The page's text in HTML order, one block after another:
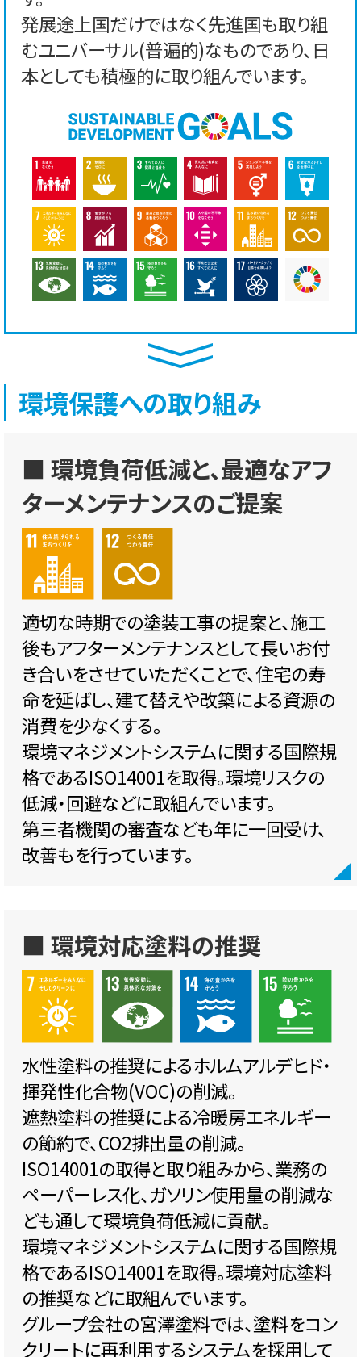
発展途上国だけではなく先進国も取り組
むユニバーサル(普遍的)なものであり、日
本としても積極的に取り組んでいます。
環境保護への取り組み
■ 環境負荷低減と、最適なアフ
ターメンテナンスのご提案
適切な時期での塗装工事の提案と、施工
後もアフターメンテナンスとして長いお付
き合いをさせていただくことで、住宅の寿
命を延ばし、建て替えや改築による資源の
消費を少なくする。
環境マネジメントシステムに関する国際規
格であるISO14001を取得。環境リスクの
低減・回避などに取組んでいます。
第三者機関の審査なども年に一回受け、
改善もを行っています。
■ 環境対応塗料の推奨
水性塗料の推奨によるホルムアルデヒド・
揮発性化合物(VOC)の削減。
遮熱塗料の推奨による冷暖房エネルギー
の節約で、CO2排出量の削減。
ISO14001の取得と取り組みから、業務の
ペーパーレス化、ガソリン使用量の削減な
ども通して環境負荷低減に貢献。
環境マネジメントシステムに関する国際規
格であるISO14001を取得。環境対応塗料
の推奨などに取組んでいます。
グループ会社の宮澤塗料では、塗料をコン
クリートに再利用するシステムを採用して